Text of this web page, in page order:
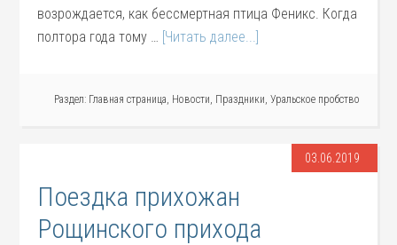
возрождается, как бессмертная птица Феникс. Когда
полтора года тому … [Читать далее...]
Раздел: Главная страница, Новости, Праздники, Уральское пробство
03.06.2019
Поездка прихожан
Рощинского прихода